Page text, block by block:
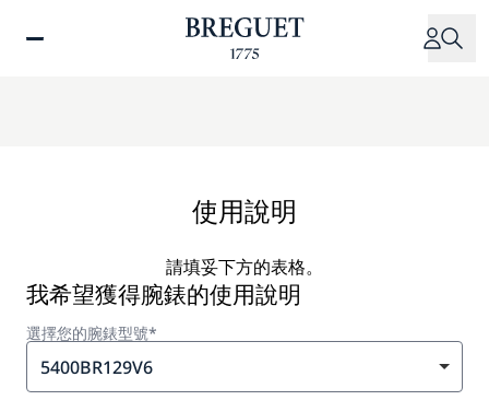
使用說明
請填妥下方的表格。
我希望獲得腕錶的使用說明
選擇您的腕錶型號*
5400BR129V6